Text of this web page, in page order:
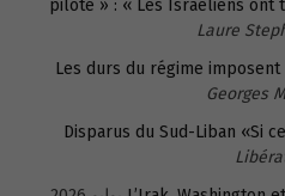
pilote » : « Les Israéliens
Laure
Les durs du régime
Georges
Disparus du Sud-Liban «Si